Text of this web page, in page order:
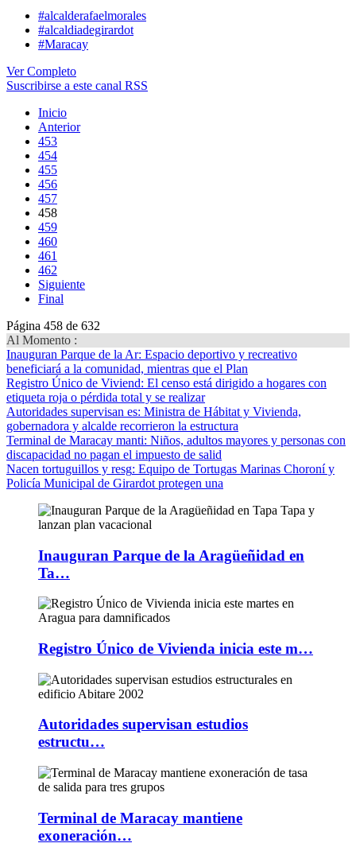
#alcalderafaelmorales
#alcaldiadegirardot
#Maracay
Ver Completo
Suscribirse a este canal RSS
Inicio
Anterior
453
454
455
456
457
458
459
460
461
462
Siguiente
Final
Página 458 de 632
Al Momento :
Inauguran Parque de la Ar: Espacio deportivo y recreativo
beneficiará a la comunidad, mientras que el Plan
Registro Único de Viviend: El censo está dirigido a hogares con
etiqueta roja o pérdida total y se realizar
Autoridades supervisan es: Ministra de Hábitat y Vivienda,
gobernadora y alcalde recorrieron la estructura
Terminal de Maracay manti: Niños, adultos mayores y personas con
discapacidad no pagan el impuesto de salid
Nacen tortuguillos y resg: Equipo de Tortugas Marinas Choroní y
Policía Municipal de Girardot protegen una
Inauguran Parque de la Aragüeñidad en
Ta…
Registro Único de Vivienda inicia este m…
Autoridades supervisan estudios
estructu…
Terminal de Maracay mantiene
exoneración…